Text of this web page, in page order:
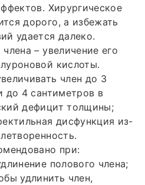
Хирургическое
дорого, а избежать
удается далеко.
– увеличение его
кислоты.
член до 3
до 4 сантиметров в
дефицит толщины;
дисфункция из-
при:
полового члена;
удлинить член,